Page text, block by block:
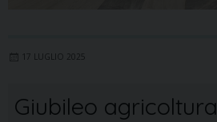
17 LUGLIO 2025
Giubileo agricoltura